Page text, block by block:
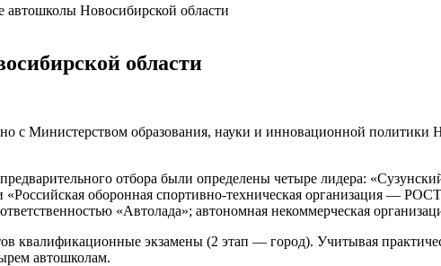
Новосибирской области
области
с Министерством образования, науки и инновационной
отбора были определены четыре лидера:
оборонная спортивно-техническая организация —
«Автолада»; автономная некоммерческая
квалификационные экзамены (2 этап — город). Учитывая
автошколам.